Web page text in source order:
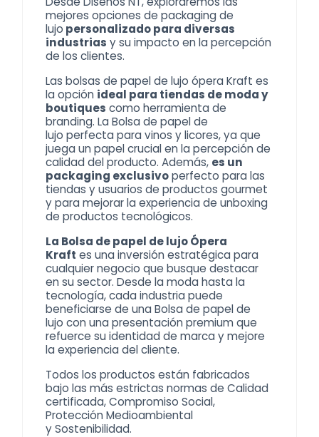
mejores opciones de packaging de
lujo personalizado para diversas
industrias y su impacto en la percepción
de los clientes.
Las bolsas de papel de lujo ópera Kraft es
la opción ideal para tiendas de moda y
boutiques como herramienta de
branding. La Bolsa de papel de
lujo perfecta para vinos y licores, ya que
juega un papel crucial en la percepción de
calidad del producto. Además, es un
packaging exclusivoperfecto para las
tiendas y usuarios de productos gourmet
y para mejorar la experiencia de unboxing
de productos tecnológicos.
La Bolsa de papel de lujo Ópera
Kraft es una inversión estratégica para
cualquier negocio que busque destacar
en su sector. Desde la moda hasta la
tecnología, cada industria puede
beneficiarse de una Bolsa de papel de
lujo con una presentación premium que
refuerce su identidad de marca y mejore
la experiencia del cliente.
Todos los productos están fabricados
bajo las más estrictas normas de Calidad
certificada, Compromiso Social,
Protección Medioambiental
ySostenibilidad.